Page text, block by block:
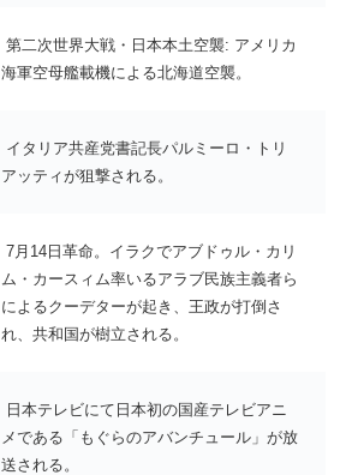
第二次世界大戦・日本本土空襲: アメリカ
海軍空母艦載機による北海道空襲。
イタリア共産党書記長パルミーロ・トリ
アッティが狙撃される。
7月14日革命。イラクでアブドゥル・カリ
ム・カースィム率いるアラブ民族主義者ら
によるクーデターが起き、王政が打倒さ
れ、共和国が樹立される。
日本テレビにて日本初の国産テレビアニ
メである「もぐらのアバンチュール」が放
送される。